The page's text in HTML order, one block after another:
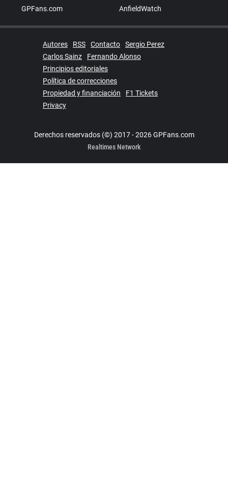
GPFans.com
AnfieldWatch
Autores RSS Contacto
Sergio Perez
Carlos Sainz
Fernando Alonso
Principios editoriales
Política de correcciones
Propiedad y financiación
F1 Tickets
Privacy
Derechos reservados (©) 2017 - 2026 GPFans.com
Realtimes Network